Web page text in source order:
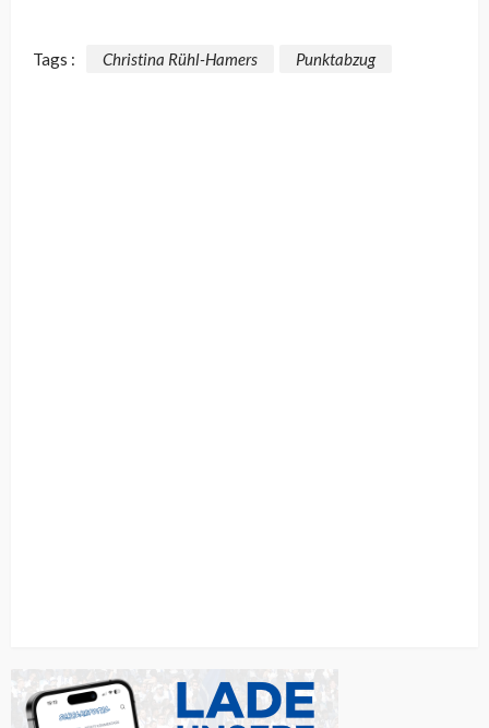
Tags : Christina Rühl-Hamers Punktabzug